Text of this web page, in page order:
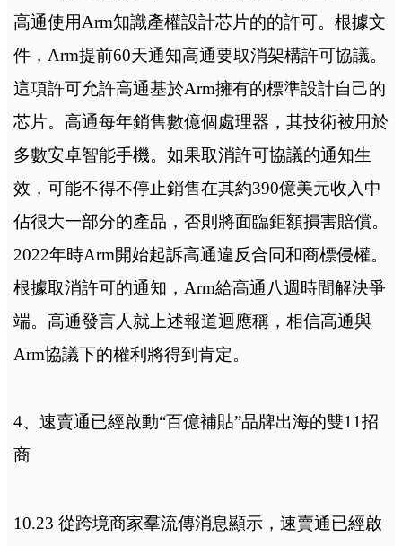
高通使用Arm知識產權設計芯片的的許可。根據文
件，Arm提前60天通知高通要取消架構許可協議。
這項許可允許高通基於Arm擁有的標準設計自己的
芯片。高通每年銷售數億個處理器，其技術被用於
多數安卓智能手機。如果取消許可協議的通知生
效，可能不得不停止銷售在其約390億美元收入中
佔很大一部分的產品，否則將面臨鉅額損害賠償。
2022年時Arm開始起訴高通違反合同和商標侵權。
根據取消許可的通知，Arm給高通八週時間解決爭
端。高通發言人就上述報道迴應稱，相信高通與
Arm協議下的權利將得到肯定。
4、速賣通已經啟動“百億補貼”品牌出海的雙11招
商
10.23 從跨境商家羣流傳消息顯示，速賣通已經啟